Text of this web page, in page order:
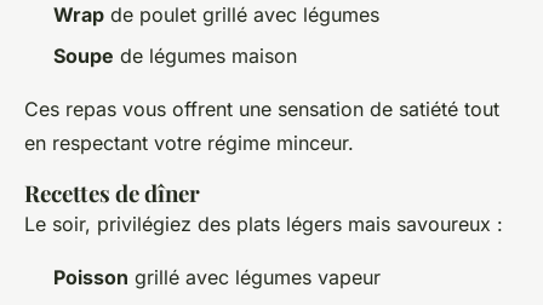
Wrap de poulet grillé avec légumes
Soupe de légumes maison
Ces repas vous offrent une sensation de satiété tout
en respectant votre régime minceur.
Recettes de dîner
Le soir, privilégiez des plats légers mais savoureux :
Poisson grillé avec légumes vapeur